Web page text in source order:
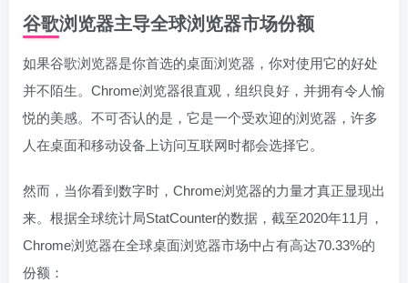
谷歌浏览器主导全球浏览器市场份额
如果谷歌浏览器是你首选的桌面浏览器，你对使用它的好处
并不陌生。Chrome浏览器很直观，组织良好，并拥有令人愉
悦的美感。不可否认的是，它是一个受欢迎的浏览器，许多
人在桌面和移动设备上访问互联网时都会选择它。
然而，当你看到数字时，Chrome浏览器的力量才真正显现出
来。根据全球统计局StatCounter的数据，截至2020年11月，
Chrome浏览器在全球桌面浏览器市场中占有高达70.33%的
份额：